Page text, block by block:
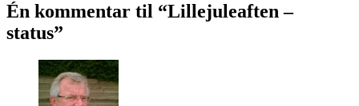
Én kommentar til “Lillejuleaften –
status”